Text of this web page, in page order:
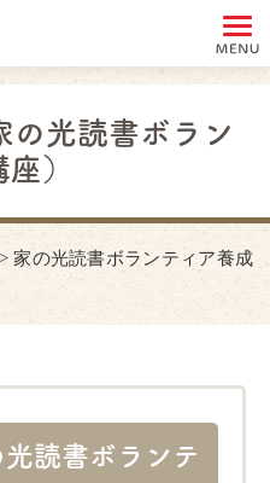
の光読書ボラン
）
>家の光読書ボランティア養成
読書ボランテ